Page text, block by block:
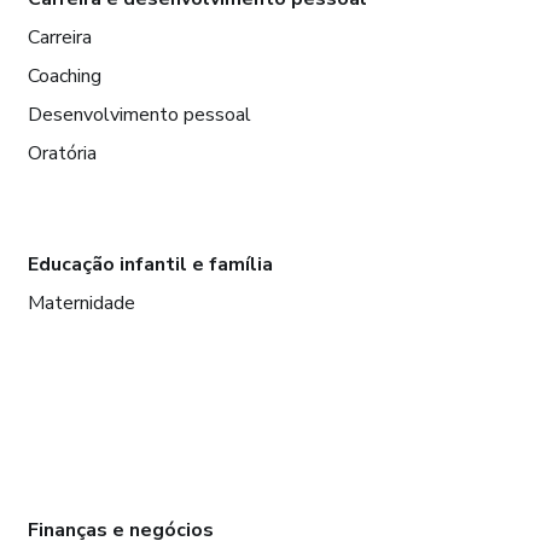
Carreira
Coaching
Desenvolvimento pessoal
Oratória
Educação infantil e família
Maternidade
Finanças e negócios